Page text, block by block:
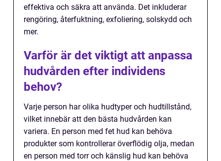
effektiva och säkra att använda. Det inkluderar
rengöring, återfuktning, exfoliering, solskydd och
mer.
Varför är det viktigt att anpassa
hudvården efter individens
behov?
Varje person har olika hudtyper och hudtillstånd,
vilket innebär att den bästa hudvården kan
variera. En person med fet hud kan behöva
produkter som kontrollerar överflödig olja, medan
en person med torr och känslig hud kan behöva